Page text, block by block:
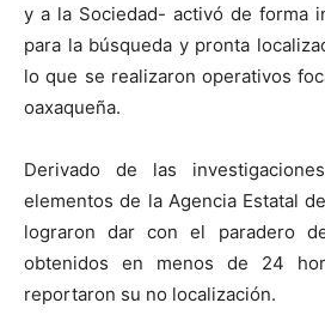
y a la Sociedad- activó de forma
para la búsqueda y pronta
lo que se realizaron operativos
oaxaqueña.
Derivado de las
elementos de la Agencia Estatal
lograron dar con el paradero
obtenidos en menos de 24
reportaron su no localización.